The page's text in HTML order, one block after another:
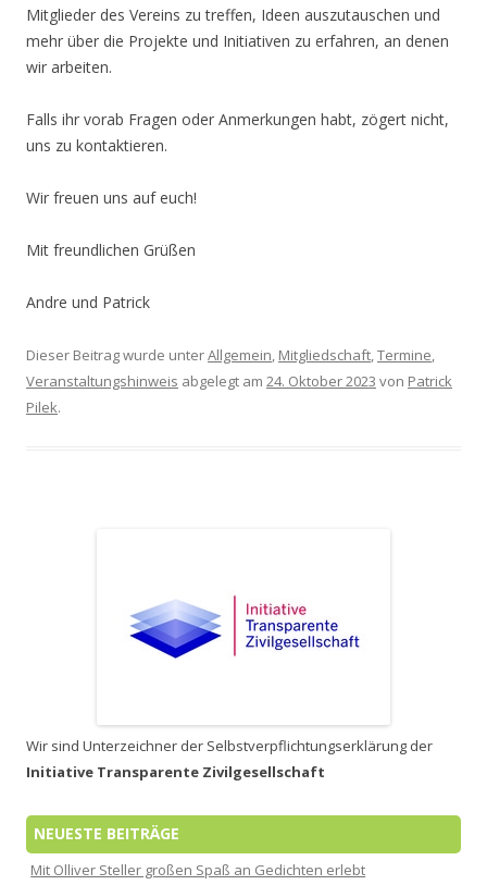
Mitglieder des Vereins zu treffen, Ideen auszutauschen und
mehr über die Projekte und Initiativen zu erfahren, an denen
wir arbeiten.
Falls ihr vorab Fragen oder Anmerkungen habt, zögert nicht,
uns zu kontaktieren.
Wir freuen uns auf euch!
Mit freundlichen Grüßen
Andre und Patrick
Dieser Beitrag wurde unterAllgemein, Mitgliedschaft,Termine,
Veranstaltungshinweis abgelegt am 24. Oktober 2023 von Patrick
Pilek.
Wir sind Unterzeichner der Selbstverpflichtungserklärung der
Initiative Transparente Zivilgesellschaft
NEUESTE BEITRÄGE
Mit Olliver Steller großen Spaß an Gedichten erlebt